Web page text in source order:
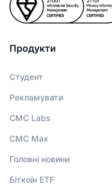
Продукти
Студент
Рекламувати
CMC Labs
CMC Max
Головні новини
Біткоїн ETF